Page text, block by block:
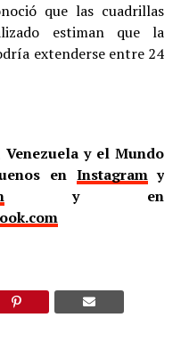
que las cuadrillas
estiman que la
extenderse entre 24
y el Mundo
en Instagramy
y en